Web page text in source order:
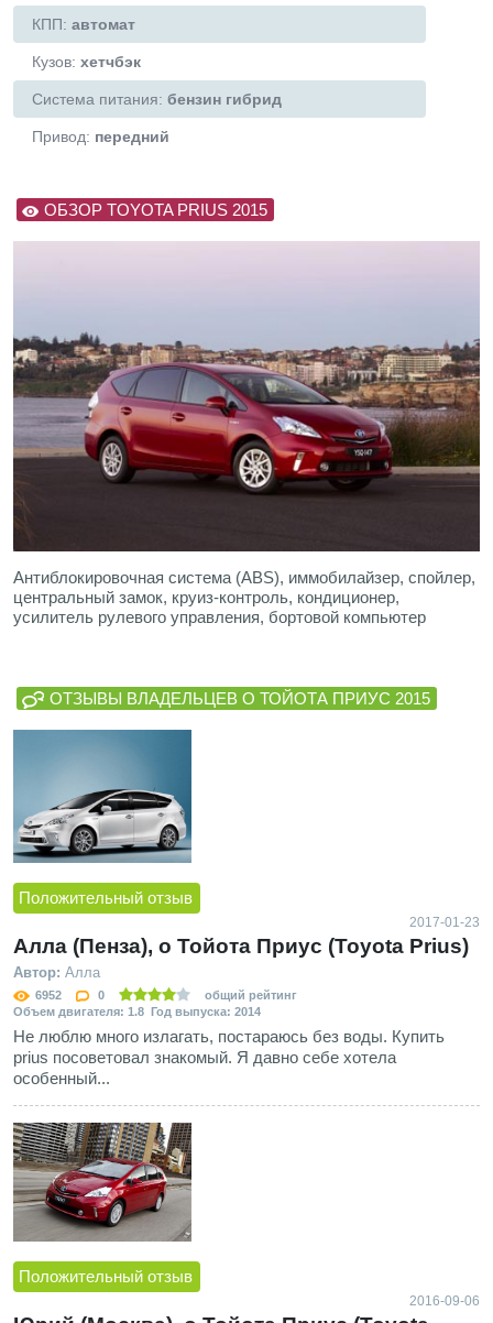
КПП: автомат
Кузов: хетчбэк
Система питания: бензин гибрид
Привод: передний
ОБЗОР TOYOTA PRIUS 2015
Антиблокировочная система (ABS), иммобилайзер, спойлер,
центральный замок, круиз-контроль, кондиционер,
усилитель рулевого управления, бортовой компьютер
ОТЗЫВЫ ВЛАДЕЛЬЦЕВ О ТОЙОТА ПРИУС 2015
Положительный отзыв
2017-01-23
Алла (Пенза), о Тойота Приус (Toyota Prius)
Автор: Алла
6952 0
общий рейтинг
Объем двигателя: 1.8 Год выпуска: 2014
Не люблю много излагать, постараюсь без воды. Купить
prius посоветовал знакомый. Я давно себе хотела
особенный...
Положительный отзыв
2016-09-06